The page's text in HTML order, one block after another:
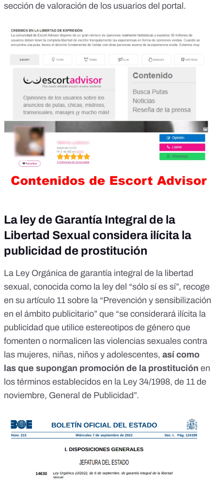
sección de valoración de los usuarios del portal.
La ley de Garantía Integral de la
Libertad Sexual considera ilícita la
publicidad de prostitución
La Ley Orgánica de garantía integral de la libertad
sexual, conocida como la ley del “sólo sí es sí”, recoge
en su artículo 11 sobre la “Prevención y sensibilización
en el ámbito publicitario” que “se considerará ilícita la
publicidad que utilice estereotipos de género que
fomenten o normalicen las violencias sexuales contra
las mujeres, niñas, niños y adolescentes, así como
las que supongan promoción de la prostitución en
los términos establecidos en la Ley 34/1998, de 11 de
noviembre, General de Publicidad”.